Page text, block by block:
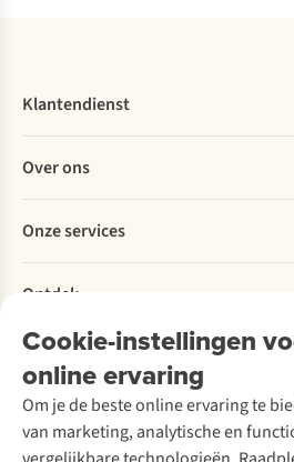
Cookie-instellingen
online ervaring
Om je de beste online ervaring te
van marketing, analytische en
Klantendienst
Bestellen
Betalen
Levering
Retourneren
Bestelling herroepen
Garantie
Contact
Over ons
Explore More
Verantwoord ondernemen
Over Ayacucho
Onze winkels
Over A.S.Adventure
Toegankelijkheidsverklaring
Onze services
Ski-onderhoud
Wasservice
Schoenonderhoud
Schoenherstelling
Kledingherstelling
Ontdek
A.S.Magazine
Podcast
Explore Academy
Explore Camp
Gear Check
Meld je aan voor de nieuwsbrief